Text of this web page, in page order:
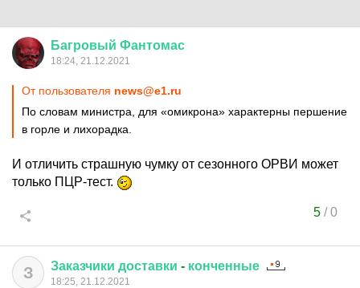
Багровый Фантомас
18:24, 21.12.2021
От пользователя news@e1.ru
По словам министра, для «омикрона» характерны першение
в горле и лихорадка.
И отличить страшную чумку от сезонного ОРВИ может
только ПЦР-тест.
5/0
З Заказчики доставки - конченные
18:25, 21.12.2021